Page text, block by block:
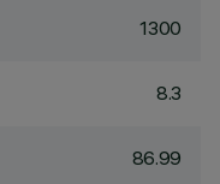
1300
8.3
86.99